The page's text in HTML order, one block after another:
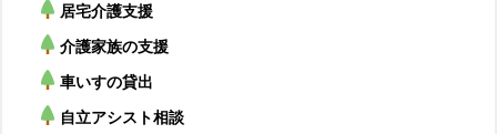
居宅介護支援
介護家族の支援
車いすの貸出
自立アシスト相談